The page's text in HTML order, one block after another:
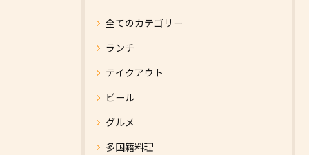
全てのカテゴリー
ランチ
テイクアウト
ビール
グルメ
多国籍料理